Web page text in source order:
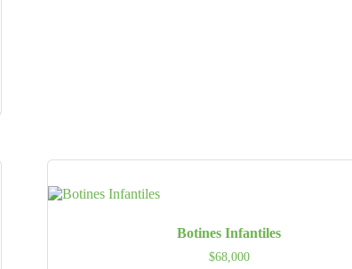
Botines Infantiles
$68,000